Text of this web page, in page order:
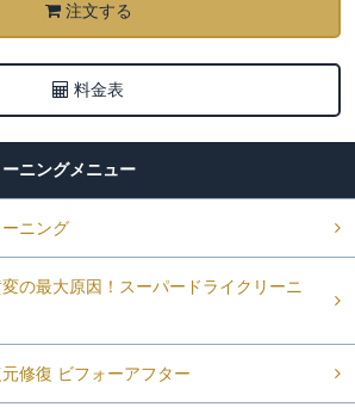
注文する
料金表
ニング
ニング
の最大原因！スーパードライクリーニ
修復 ビフォーアフター